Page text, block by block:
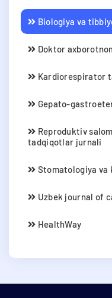
Biologiya va
Doktor
Kardiorespirator
Gepato-
Reproduktiv
tadqiqotlar jurnali
Stomatologiya
Uzbek journal of
HealthWay